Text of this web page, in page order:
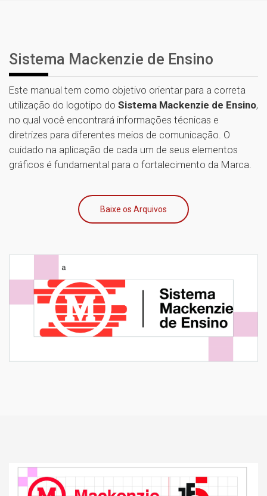
Sistema Mackenzie de Ensino
Este manual tem como objetivo orientar para a correta
utilização do logotipo do Sistema Mackenzie de Ensino,
no qual você encontrará informações técnicas e
diretrizes para diferentes meios de comunicação. O
cuidado na aplicação de cada um de seus elementos
gráficos é fundamental para o fortalecimento da Marca.
Baixe os Arquivos